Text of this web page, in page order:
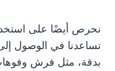
نحرص أيضًا على
تساعدنا في الوصول
بدقة، مثل فرش